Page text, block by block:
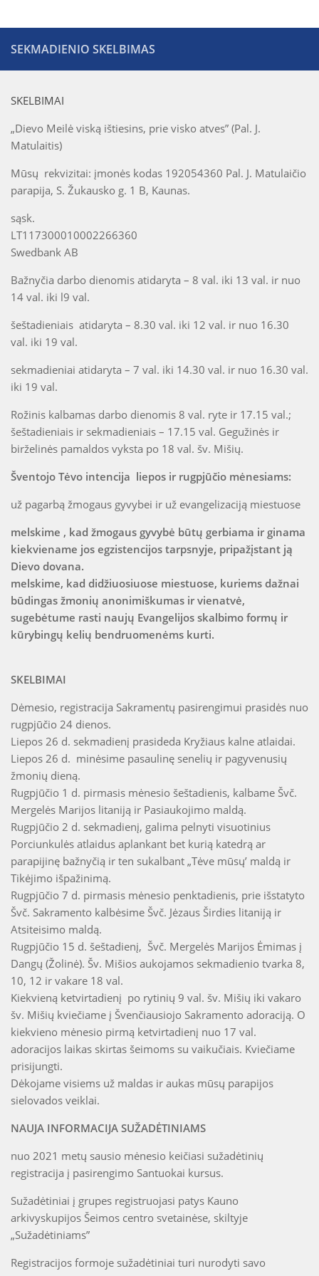
Kitos grupės ir bendrijos
Maldos grupė
AA grupė
Nazareto šeimos
Skautai
SEKMADIENIO SKELBIMAS
SKELBIMAI
„Dievo Meilė viską ištiesins, prie visko atves” (Pal. J.
Matulaitis)
Mūsų rekvizitai: įmonės kodas 192054360 Pal. J. Matulaičio
parapija, S. Žukausko g. 1 B, Kaunas.
sąsk.
LT117300010002266360
Swedbank AB
Bažnyčia darbo dienomis atidaryta – 8 val. iki 13 val. ir nuo
14 val. iki l9 val.
šeštadieniais atidaryta – 8.30 val. iki 12 val. ir nuo 16.30
val. iki 19 val.
sekmadieniai atidaryta – 7 val. iki 14.30 val. ir nuo 16.30 val.
iki 19 val.
Rožinis kalbamas darbo dienomis 8 val. ryte ir 17.15 val.;
šeštadieniais ir sekmadieniais – 17.15 val. Gegužinės ir
birželinės pamaldos vyksta po 18 val. šv. Mišių.
Šventojo Tėvo intencija liepos ir rugpjūčio mėnesiams:
už pagarbą žmogaus gyvybei ir už evangelizaciją miestuose
melskime , kad žmogaus gyvybė būtų gerbiama ir ginama
kiekviename jos egzistencijos tarpsnyje, pripažįstant ją
Dievo dovana.
melskime, kad didžiuosiuose miestuose, kuriems dažnai
būdingas žmonių anonimiškumas ir vienatvė,
sugebėtume rasti naujų Evangelijos skalbimo formų ir
kūrybingų kelių bendruomenėms kurti.
SKELBIMAI
Dėmesio, registracija Sakramentų pasirengimui prasidės nuo
rugpjūčio 24 dienos.
Liepos 26 d. sekmadienį prasideda Kryžiaus kalne atlaidai.
Liepos 26 d. minėsime pasaulinę senelių ir pagyvenusių
žmonių dieną.
Rugpjūčio 1 d. pirmasis mėnesio šeštadienis, kalbame Švč.
Mergelės Marijos litaniją ir Pasiaukojimo maldą.
Rugpjūčio 2 d. sekmadienį, galima pelnyti visuotinius
Porciunkulės atlaidus aplankant bet kurią katedrą ar
parapijinę bažnyčią ir ten sukalbant „Tėve mūsų’ maldą ir
Tikėjimo išpažinimą.
Rugpjūčio 7 d. pirmasis mėnesio penktadienis, prie išstatyto
Švč. Sakramento kalbėsime Švč. Jėzaus Širdies litaniją ir
Atsiteisimo maldą.
Rugpjūčio 15 d. šeštadienį, Švč. Mergelės Marijos Ėmimas į
Dangų (Žolinė). Šv. Mišios aukojamos sekmadienio tvarka 8,
10, 12 ir vakare 18 val.
Kiekvieną ketvirtadienį po rytinių 9 val. šv. Mišių iki vakaro
šv. Mišių kviečiame į Švenčiausiojo Sakramento adoraciją. O
kiekvieno mėnesio pirmą ketvirtadienį nuo 17 val.
adoracijos laikas skirtas šeimoms su vaikučiais. Kviečiame
prisijungti.
Dėkojame visiems už maldas ir aukas mūsų parapijos
sielovados veiklai.
NAUJA INFORMACIJA SUŽADĖTINIAMS
nuo 2021 metų sausio mėnesio keičiasi sužadėtinių
registracija į pasirengimo Santuokai kursus.
Sužadėtiniai į grupes registruojasi patys Kauno
arkivyskupijos Šeimos centro svetainėse, skiltyje
„Sužadėtiniams”
Registracijos formoje sužadėtiniai turi nurodyti savo